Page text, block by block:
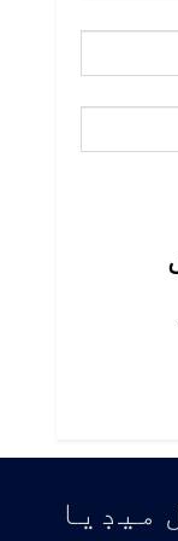
ميڊيا